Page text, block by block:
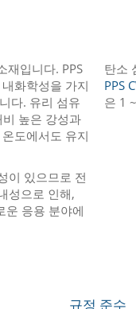
재입니다. PPS
화학성을 가지
다. 유리 섬유
비 높은 강성과
도에서도 유지
이 있으므로 전
성으로 인해,
운 응용 분야에
탄소
PPS
은 1
규정 준수